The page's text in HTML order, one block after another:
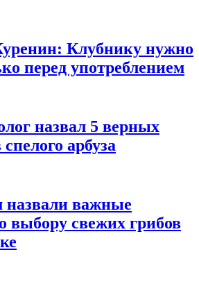
Клубнику нужно
перед употреблением
назвал 5 верных
арбуза
назвали важные
выбору свежих грибов